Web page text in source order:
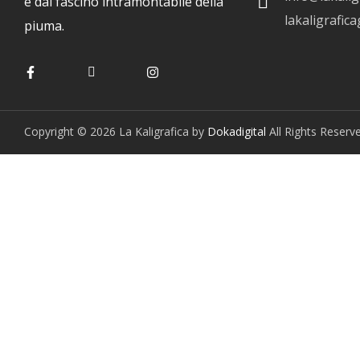
piuma.
Copyright © 2026 La Kaligrafica by Dokadigital All Rights